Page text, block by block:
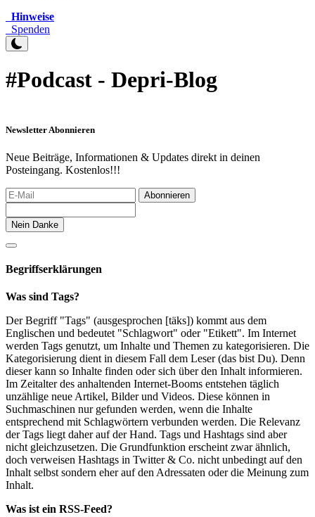
Hinweise
Spenden
#Podcast - Depri-Blog
Newsletter Abonnieren
Neue Beiträge, Informationen & Updates direkt in deinen
Posteingang. Kostenlos!!!
Abonnieren
Nein Danke
Begriffserklärungen
Was sind Tags?
Der Begriff "Tags" (ausgesprochen [täks]) kommt aus dem
Englischen und bedeutet "Schlagwort" oder "Etikett". Im Internet
werden Tags genutzt, um Inhalte und Themen zu kategorisieren. Die
Kategorisierung dient in diesem Fall dem Leser (das bist Du). Denn
dieser kann so Inhalte finden oder sich über den Inhalt informieren.
Im Zeitalter des anhaltenden Internet-Booms entstehen täglich
unzählige neue Artikel, Bilder und Videos. Diese können in
Suchmaschinen nur gefunden werden, wenn die Inhalte
entsprechend mit Schlagwörtern verbunden werden. Die Relevanz
der Tags liegt daher auf der Hand. Tags und Hashtags sind aber
nicht gleichzusetzen. Die Grundfunktion erscheint zwar ähnlich,
doch verweisen Hashtags in Twitter & Co. nicht unbedingt auf den
Inhalt selbst sondern eher auf den Adressaten oder die Meinung zum
Inhalt.
Was ist ein RSS-Feed?